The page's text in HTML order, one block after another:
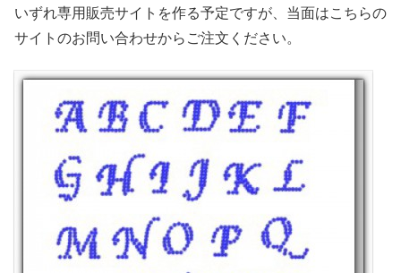
いずれ専用販売サイトを作る予定ですが、当面はこちらの
サイトのお問い合わせからご注文ください。